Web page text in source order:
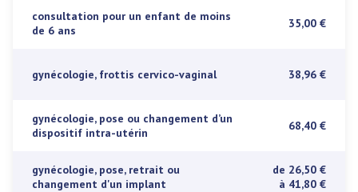
consultation pour un enfant de moins
de 6 ans
35,00 €
gynécologie, frottis cervico-vaginal 38,96 €
gynécologie, pose ou changement d’un
dispositif intra-utérin
68,40 €
gynécologie, pose, retrait ou
changement d'un implant
de 26,50 €
à 41,80 €